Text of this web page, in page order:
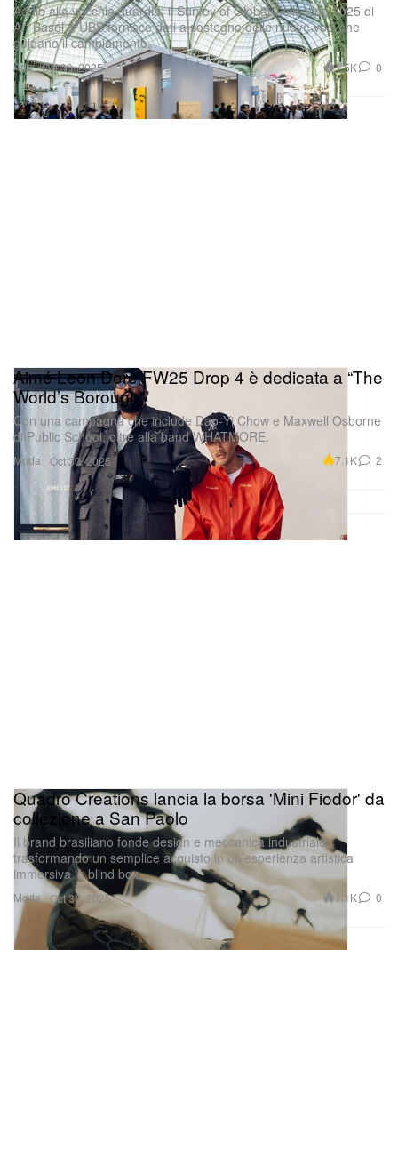
Arte
Addio alla vecchia guardia: il Survey of Global Collecting 2025 di
Art Basel & UBS fornisce dati a sostegno delle nuove voci che
guidano il cambiamento.
Oct 30, 2025 1.5K 0
Moda
Aimé Leon Dore FW25 Drop 4 è dedicata a “The
World’s Borough”
Con una campagna che include Dao‑Yi Chow e Maxwell Osborne
di Public School, oltre alla band WHATMORE.
Oct 30, 2025 7.1K 2
Moda
Quadro Creations lancia la borsa 'Mini Fiodor' da
collezione a San Paolo
Il brand brasiliano fonde design e meccanica industriale,
trasformando un semplice acquisto in un’esperienza artistica
immersiva in blind box.
Oct 30, 2025 1.1K 0